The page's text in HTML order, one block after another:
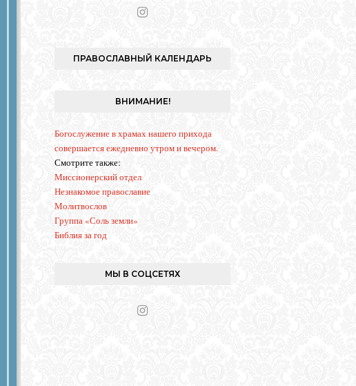
I
t
a
ПРАВОСЛАВНЫЙ КАЛЕНДАРЬ
ВНИМАНИЕ!
Богослужение в храмах нашего прихода
совершается ежедневно утром и вечером.
Смотрите также:
Миссионерский отдел
Незнакомое православие
Молитвослов
Группа «Соль земли»
Библия за год
МЫ В СОЦСЕТЯХ
I